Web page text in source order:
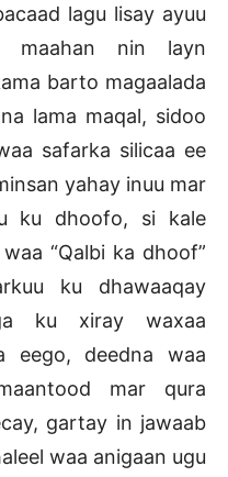
lagu lisay ayuu
maahan nin layn
barto magaalada
lama maqal, sidoo
safarka silicaa ee
yahay inuu mar
ku dhoofo, si kale
“Qalbi ka dhoof”
ku dhawaaqay
ku xiray waxaa
eego, deedna waa
mar qura
gartay in jawaab
waa anigaan ugu